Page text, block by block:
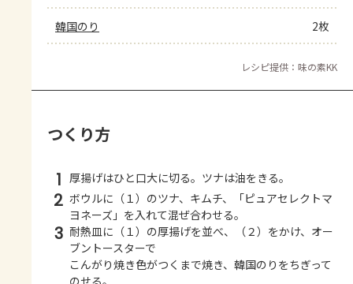
韓国のり 2枚
レシピ提供：味の素KK
つくり方
1 厚揚げはひと口大に切る。ツナは油をきる。
2 ボウルに（１）のツナ、キムチ、「ピュアセレクトマ
ヨネーズ」を入れて混ぜ合わせる。
3 耐熱皿に（１）の厚揚げを並べ、（２）をかけ、オー
ブントースターで
こんがり焼き色がつくまで焼き、韓国のりをちぎって